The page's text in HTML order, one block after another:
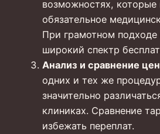
возможностях, которые
обязательное
При грамотном
широкий спектр
Анализ и сравнение цен
одних и тех же
значительно
клиниках. Сравнение
избежать переплат.